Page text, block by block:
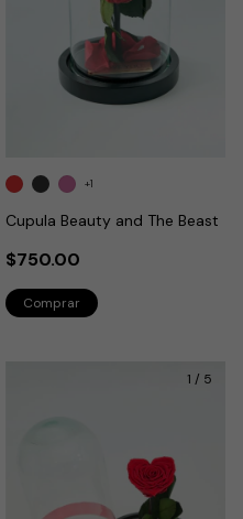
Cupula Beauty and The Beast
$750.00
+1
Comprar
1 / 5